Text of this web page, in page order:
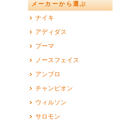
メーカーから選ぶ
ナイキ
アディダス
プーマ
ノースフェイス
アンブロ
チャンピオン
ウィルソン
サロモン